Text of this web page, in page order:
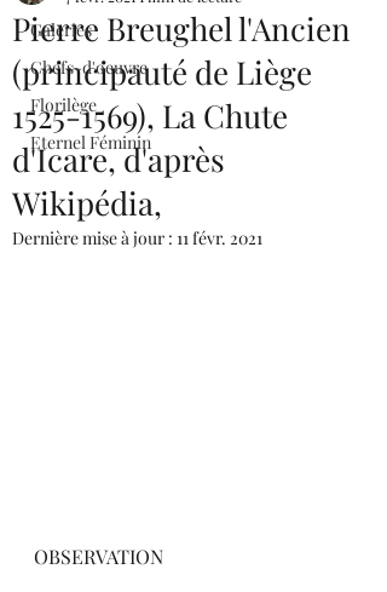
Galeries
Chefs-d'oeuvre
Florilège
Eternel Féminin
Pierre Breughel l'Ancien
(principauté de Liège
1525-1569), La Chute
d'Icare, d'après
Wikipédia,
Dernière mise à jour : 11 févr. 2021
OBSERVATION